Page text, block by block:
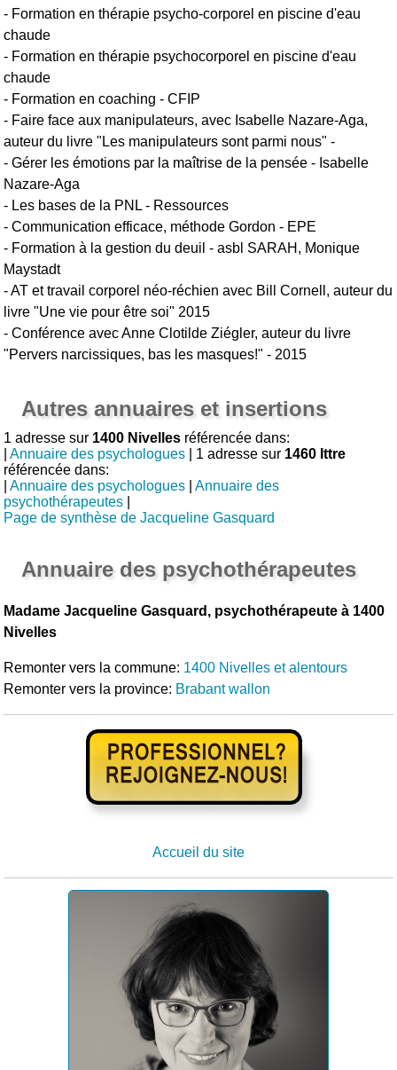
- Formation en thérapie psycho-corporel en piscine d'eau
chaude
- Formation en thérapie psychocorporel en piscine d'eau
chaude
- Formation en coaching - CFIP
- Faire face aux manipulateurs, avec Isabelle Nazare-Aga,
auteur du livre "Les manipulateurs sont parmi nous" -
- Gérer les émotions par la maîtrise de la pensée - Isabelle
Nazare-Aga
- Les bases de la PNL - Ressources
- Communication efficace, méthode Gordon - EPE
- Formation à la gestion du deuil - asbl SARAH, Monique
Maystadt
- AT et travail corporel néo-réchien avec Bill Cornell, auteur du
livre "Une vie pour être soi" 2015
- Conférence avec Anne Clotilde Ziégler, auteur du livre
"Pervers narcissiques, bas les masques!" - 2015
Autres annuaires et insertions
1 adresse sur 1400 Nivelles référencée dans:
|Annuaire des psychologues | 1 adresse sur 1460 Ittre
référencée dans:
|Annuaire des psychologues |Annuaire des
psychothérapeutes
Page de synthèse de Jacqueline Gasquard
Annuaire des psychothérapeutes
Madame Jacqueline Gasquard, psychothérapeute à 1400
Nivelles
Remonter vers la commune: 1400 Nivelles et alentours
Remonter vers la province: Brabant wallon
Accueil du site